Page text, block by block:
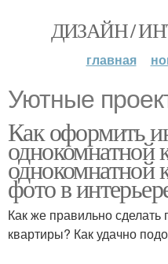
ДИЗАЙН /
главная
Уютные
Как оформить
однокомнатной
фото в
Как же правильно
квартиры? Как удачно